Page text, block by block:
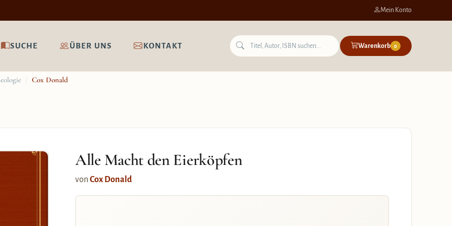
Mein Konto
SUCHE ÜBER UNS KONTAKT Warenkorb 0
/ Cox Donald
Alle Macht den Eierköpfen
von Cox Donald